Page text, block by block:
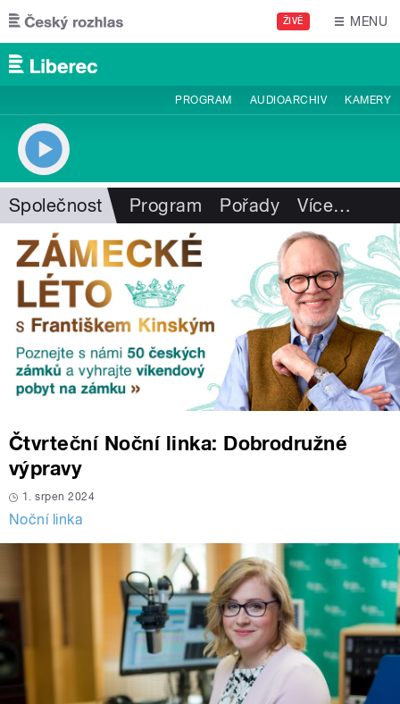
Přejít k hlavnímu obsahu
ŽIVĚ MENU
PROGRAM AUDIOARCHIV KAMERY
Společnost Program Pořady Více…
Čtvrteční Noční linka: Dobrodružné
výpravy
1. srpen 2024
Noční linka